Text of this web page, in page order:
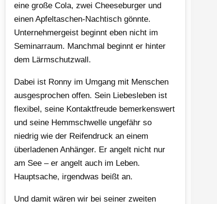
eine große Cola, zwei Cheeseburger und
einen Apfeltaschen-Nachtisch gönnte.
Unternehmergeist beginnt eben nicht im
Seminarraum. Manchmal beginnt er hinter
dem Lärmschutzwall.
Dabei ist Ronny im Umgang mit Menschen
ausgesprochen offen. Sein Liebesleben ist
flexibel, seine Kontaktfreude bemerkenswert
und seine Hemmschwelle ungefähr so
niedrig wie der Reifendruck an einem
überladenen Anhänger. Er angelt nicht nur
am See – er angelt auch im Leben.
Hauptsache, irgendwas beißt an.
Und damit wären wir bei seiner zweiten